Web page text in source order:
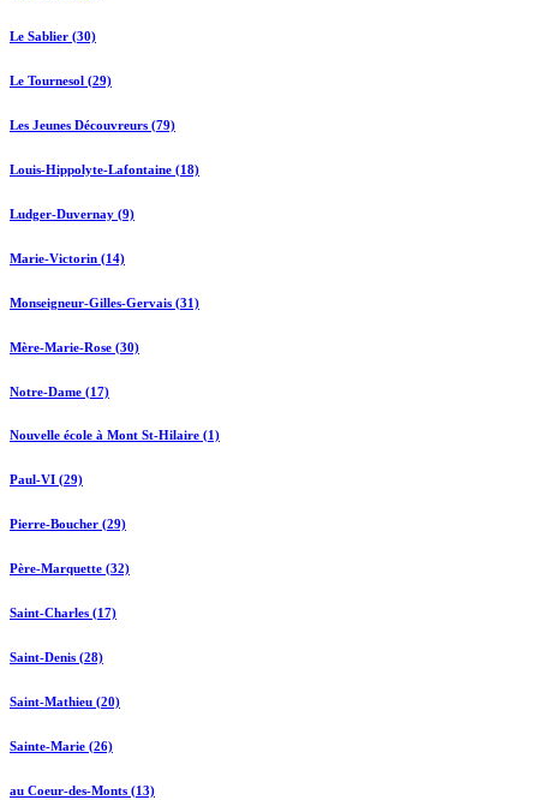
Le Sablier (30)
Le Tournesol (29)
Les Jeunes Découvreurs (79)
Louis-Hippolyte-Lafontaine (18)
Ludger-Duvernay (9)
Marie-Victorin (14)
Monseigneur-Gilles-Gervais (31)
Mère-Marie-Rose (30)
Notre-Dame (17)
Nouvelle école à Mont St-Hilaire (1)
Paul-VI (29)
Pierre-Boucher (29)
Père-Marquette (32)
Saint-Charles (17)
Saint-Denis (28)
Saint-Mathieu (20)
Sainte-Marie (26)
au Coeur-des-Monts (13)